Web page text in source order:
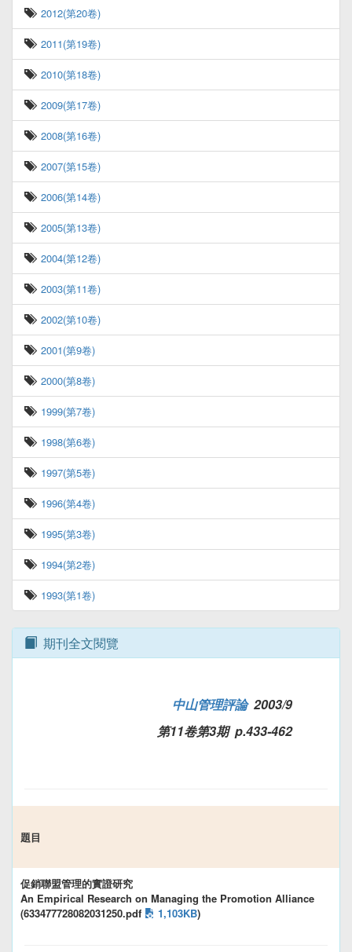
2012(第20卷)
2011(第19卷)
2010(第18卷)
2009(第17卷)
2008(第16卷)
2007(第15卷)
2006(第14卷)
2005(第13卷)
2004(第12卷)
2003(第11卷)
2002(第10卷)
2001(第9卷)
2000(第8卷)
1999(第7卷)
1998(第6卷)
1997(第5卷)
1996(第4卷)
1995(第3卷)
1994(第2卷)
1993(第1卷)
期刊全文閱覽
中山管理評論2003/9
第11卷第3期 p.433-462
題目
促銷聯盟管理的實證研究
An Empirical Research on Managing the Promotion Alliance
(633477728082031250.pdf
1,103KB)